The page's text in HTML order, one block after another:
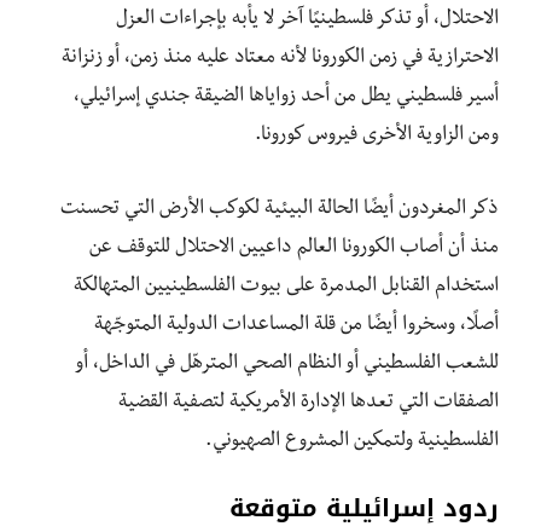
الاحتلال، أو تذكر فلسطينيًا آخر لا يأبه بإجراءات العزل
الاحترازية في زمن الكورونا لأنه معتاد عليه منذ زمن، أو زنزانة
أسير فلسطيني يطل من أحد زواياها الضيقة جندي إسرائيلي،
ومن الزاوية الأخرى فيروس كورونا.
ذكر المغردون أيضًا الحالة البيئية لكوكب الأرض التي تحسنت
منذ أن أصاب الكورونا العالم داعيين الاحتلال للتوقف عن
استخدام القنابل المدمرة على بيوت الفلسطينيين المتهالكة
أصلًا، وسخروا أيضًا من قلة المساعدات الدولية المتوجّهة
للشعب الفلسطيني أو النظام الصحي المترهّل في الداخل، أو
الصفقات التي تعدها الإدارة الأمريكية لتصفية القضية
الفلسطينية ولتمكين المشروع الصهيوني.
ردود إسرائيلية متوقعة